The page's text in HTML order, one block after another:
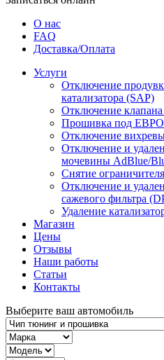
О нас
FAQ
Доставка/Оплата
Услуги
Отключение
катализатора (SAP)
Отключение
Прошивка под
Отключение
Отключение и
мочевины AdBlue/
Снятие
Отключение и
сажевого фильтра
Удаление
Магазин
Цены
Отзывы
Наши работы
Статьи
Контакты
Выберите ваш автомобиль